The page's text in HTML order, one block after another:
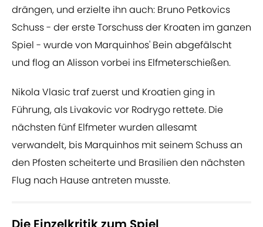
drängen, und erzielte ihn auch: Bruno Petkovics
Schuss - der erste Torschuss der Kroaten im ganzen
Spiel - wurde von Marquinhos' Bein abgefälscht
und flog an Alisson vorbei ins Elfmeterschießen.
Nikola Vlasic traf zuerst und Kroatien ging in
Führung, als Livakovic vor Rodrygo rettete. Die
nächsten fünf Elfmeter wurden allesamt
verwandelt, bis Marquinhos mit seinem Schuss an
den Pfosten scheiterte und Brasilien den nächsten
Flug nach Hause antreten musste.